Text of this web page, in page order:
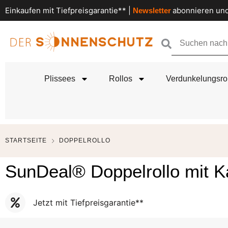
Einkaufen mit Tiefpreisgarantie** | Newsletterabonnieren
Plissees Rollos
STARTSEITE DOPPELROLLO
SunDeal® Doppelrollo mit
Jetzt mit Tiefpreisgarantie**